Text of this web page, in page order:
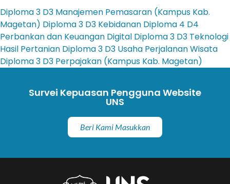
Diploma 3 D3 Manajemen Pemasaran (Kampus Kab.
Magetan) Diploma 3 D3 Kebidanan Diploma 4 D4
Perbankan dan Keuangan Digital Diploma 3 D3 Teknologi
Hasil Pertanian Diploma 3 D3 Usaha Perjalanan Wisata
Diploma 3 D3 Perpajakan (Kampus Kab. Magetan)
Survei Kepuasan Pengguna Website
UNS
Beri Kami Masukkan